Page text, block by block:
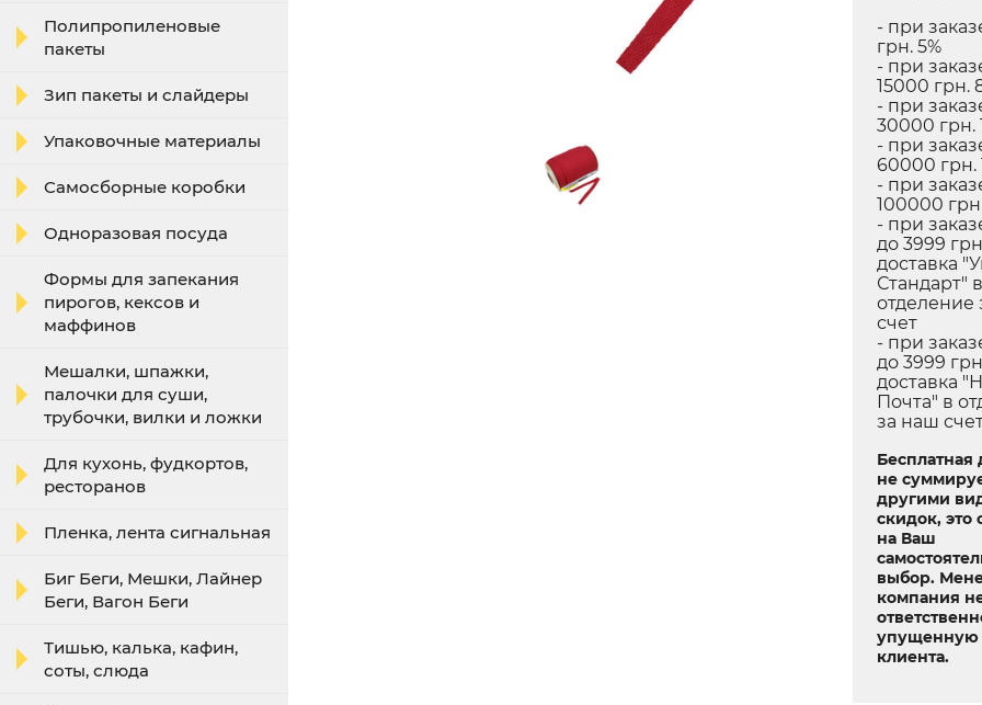
Полипропиленовые
пакеты
Зип пакеты и слайдеры
Упаковочные материалы
Самосборные коробки
Одноразовая посуда
Формы для запекания
пирогов, кексов и
маффинов
Мешалки, шпажки,
палочки для суши,
трубочки, вилки и ложки
Для кухонь, фудкортов,
ресторанов
Пленка, лента сигнальная
Биг Беги, Мешки, Лайнер
Беги, Вагон Беги
Тишью, калька, кафин,
соты, слюда
- при
грн. 5%
- при
15000 грн.
- при
30000 грн.
- при
60000 грн.
- при
100000
- при
до 3999
доставка
Стандарт" в
отделение
счет
- при
до 3999
доставка
Почта" в
за наш
Бесплатная
не
другими
скидок, это
на Ваш
выбор.
компания
упущенную
клиента.